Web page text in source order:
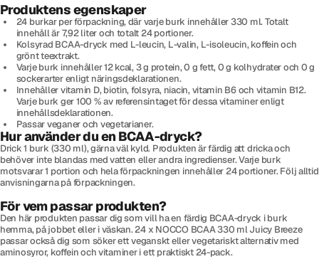
Produktens egenskaper
24 burkar per förpackning, där varje burk innehåller 330 ml. Totalt
innehåll är 7,92 liter och totalt 24 portioner.
Kolsyrad BCAA-dryck med L-leucin, L-valin, L-isoleucin, koffein och
grönt teextrakt.
Varje burk innehåller 12 kcal, 3 g protein, 0 g fett, 0 g kolhydrater och 0 g
sockerarter enligt näringsdeklarationen.
Innehåller vitamin D, biotin, folsyra, niacin, vitamin B6 och vitamin B12.
Varje burk ger 100 % av referensintaget för dessa vitaminer enligt
innehållsdeklarationen.
Passar veganer och vegetarianer.
Hur använder du en BCAA-dryck?
Drick 1 burk (330 ml), gärna väl kyld. Produkten är färdig att dricka och
behöver inte blandas med vatten eller andra ingredienser. Varje burk
motsvarar 1 portion och hela förpackningen innehåller 24 portioner. Följ alltid
anvisningarna på förpackningen.
För vem passar produkten?
Den här produkten passar dig som vill ha en färdig BCAA-dryck i burk
hemma, på jobbet eller i väskan. 24 x NOCCO BCAA 330 ml Juicy Breeze
passar också dig som söker ett veganskt eller vegetariskt alternativ med
aminosyror, koffein och vitaminer i ett praktiskt 24-pack.